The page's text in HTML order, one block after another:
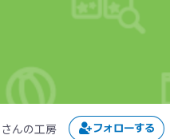
さんの工房